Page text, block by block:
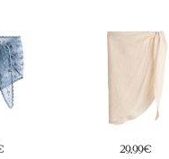
19,99€